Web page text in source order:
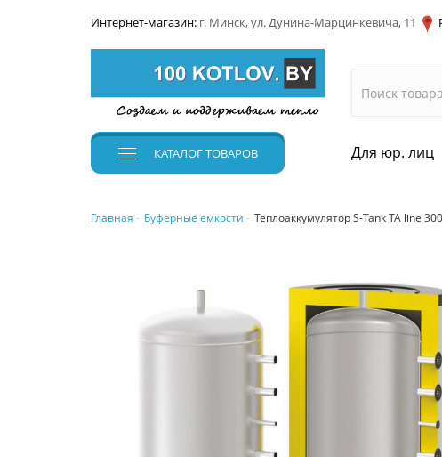
Интернет-магазин: г. Минск, ул. Дунина-Марцинкевича, 11
КАТАЛОГТОВАРОВ Для юр. лиц
Главная Буферные емкости Теплоаккумулятор S-Tank TA line